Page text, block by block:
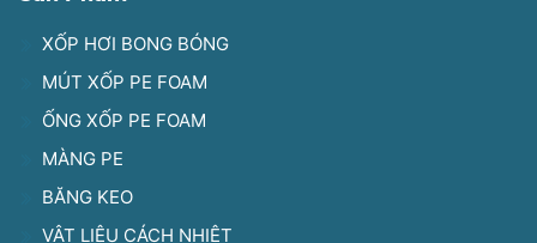
XỐP HƠI BONG BÓNG
MÚT XỐP PE FOAM
ỐNG XỐP PE FOAM
MÀNG PE
BĂNG KEO
VẬT LIỆU CÁCH NHIỆT